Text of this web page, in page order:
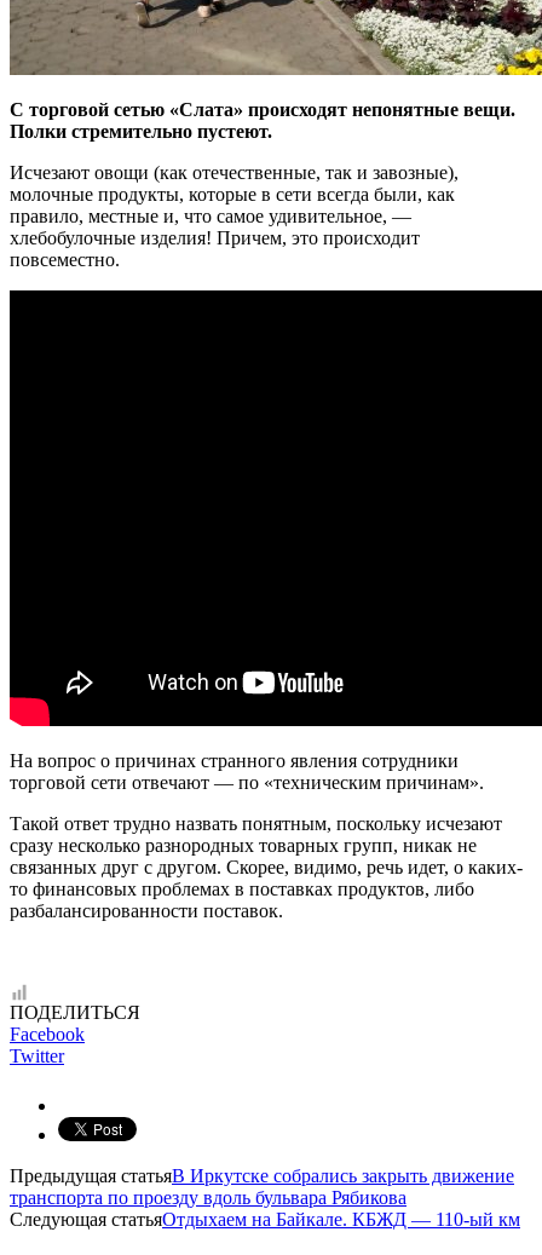
С торговой сетью «Слата» происходят непонятные вещи.
Полки стремительно пустеют.
Исчезают овощи (как отечественные, так и завозные),
молочные продукты, которые в сети всегда были, как
правило, местные и, что самое удивительное, —
хлебобулочные изделия! Причем, это происходит
повсеместно.
На вопрос о причинах странного явления сотрудники
торговой сети отвечают — по «техническим причинам».
Такой ответ трудно назвать понятным, поскольку исчезают
сразу несколько разнородных товарных групп, никак не
связанных друг с другом. Скорее, видимо, речь идет, о каких-
то финансовых проблемах в поставках продуктов, либо
разбалансированности поставок.
ПОДЕЛИТЬСЯ
Facebook
Twitter
Предыдущая статьяВ Иркутске собрались закрыть движение
транспорта по проезду вдоль бульвара Рябикова
Следующая статьяОтдыхаем на Байкале. КБЖД — 110-ый км